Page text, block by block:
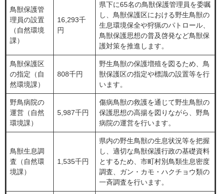
鳥獣保護管
理員の設置
（自然環境
課）
16,293千
円
県下に65名の鳥獣保護管理員を委嘱
し、鳥獣保護区における野生鳥獣の
生息環境保全や狩猟のパトロール、
鳥獣保護思想の普及啓発など鳥獣保
護対策を推進します。
鳥獣保護区
の指定（自
然環境課）
808千円
野生鳥獣の保護増殖を図るため、鳥
獣保護区の指定や標識の設置等を行
います。
野鳥病院の
運営（自然
環境課）
5,987千円
傷病鳥獣の救護を通じて野生鳥獣の
保護思想の高揚を図りながら、野鳥
病院の運営を行います。
鳥獣生息調
査（自然環
境課）
1,535千円
県内の野生鳥獣の生息状況等を把握
し、適切な鳥獣保護行政の基礎資料
とするため、市町村別鳥類生息密度
調査、ガン・カモ・ハクチョウ類の
一斉調査を行います。